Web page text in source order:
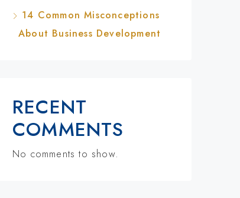
14 Common Misconceptions
About Business Development
RECENT
COMMENTS
No comments to show.